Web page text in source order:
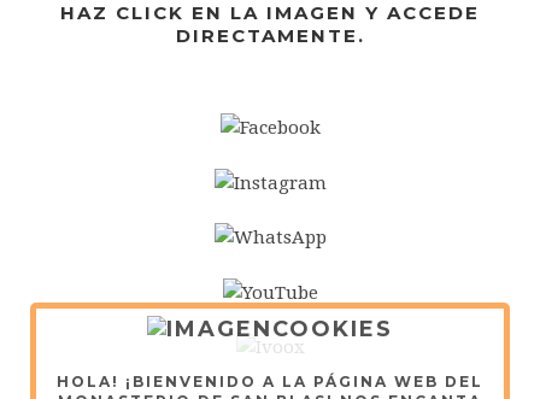
HAZ CLICK EN LA IMAGEN Y ACCEDE
DIRECTAMENTE.
HOLA! ¡BIENVENIDO A LA PÁGINA WEB DEL